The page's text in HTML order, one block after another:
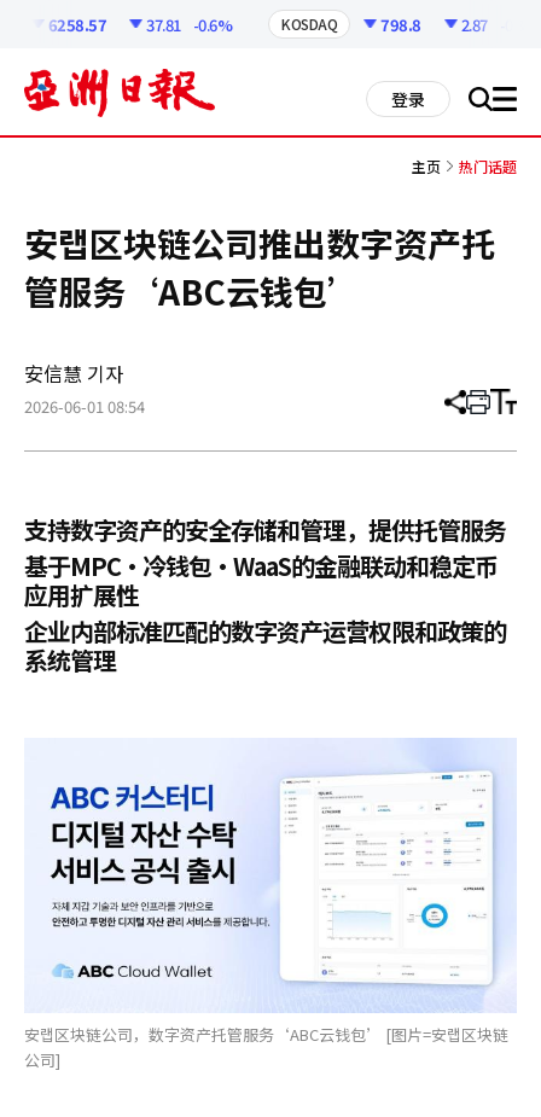
6258.57 37.81 -0.6% KOSDAQ 798.8 2.87
登录 搜 all
主页 热门话题
安랩区块链公司推出数字资产托
管服务‘ABC云钱包’
安信慧 기자
2026-06-01 08:54 分
章
打 调
小
支持数字资产的安全存储和管理，提供托管服务
基于MPC·冷钱包·WaaS的金融联动和稳定币
应用扩展性
企业内部标准匹配的数字资产运营权限和政策的
系统管理
安랩区块链公司，数字资产托管服务‘ABC云钱包’ [图片=安랩区块链
公司]